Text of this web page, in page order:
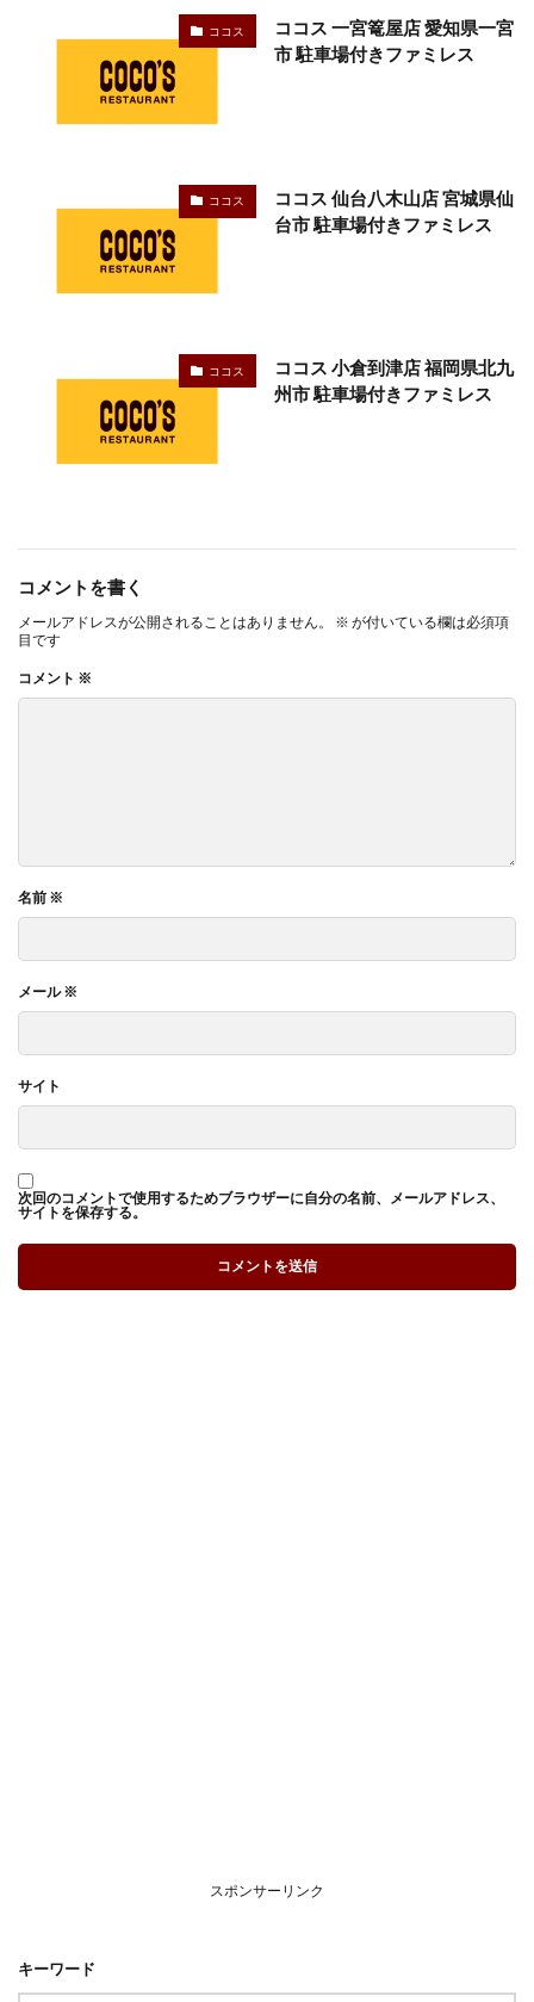
ココス
ココス 一宮篭屋店 愛知県一宮
市 駐車場付きファミレス
ココス
ココス 仙台八木山店 宮城県仙
台市 駐車場付きファミレス
ココス
ココス 小倉到津店 福岡県北九
州市 駐車場付きファミレス
コメントを書く
メールアドレスが公開されることはありません。 ※ が付いている欄は必須項
目です
コメント ※
名前 ※
メール※
サイト
次回のコメントで使用するためブラウザーに自分の名前、メールアドレス、
サイトを保存する。
スポンサーリンク
キーワード